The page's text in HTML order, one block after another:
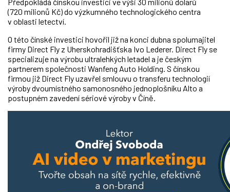
(720 milionů Kč) do výzkumného technologického centra
v oblasti letectví.
O této čínské investici hovořil již na konci dubna spolumajitel
firmy Direct Fly z Uherskohradišťska Ivo Lederer. Direct Fly se
specializuje na výrobu ultralehkých letadel a je českým
partnerem společnosti Wanfeng Auto Holding. S čínskou
firmou již Direct Fly uzavřel smlouvu o transferu technologií
výroby dvoumístného samonosného jednoplošníku Alto a
postupném zavedení sériové výroby v Číně.